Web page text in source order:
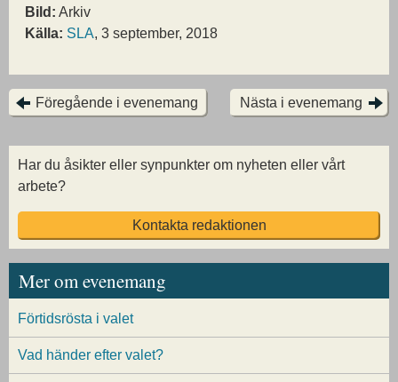
Bild: Arkiv
Källa: SLA, 3 september, 2018
Föregående i evenemang Nästa i evenemang
Har du åsikter eller synpunkter om nyheten eller vårt
arbete?
Kontakta redaktionen
Mer om evenemang
Förtidsrösta i valet
Vad händer efter valet?